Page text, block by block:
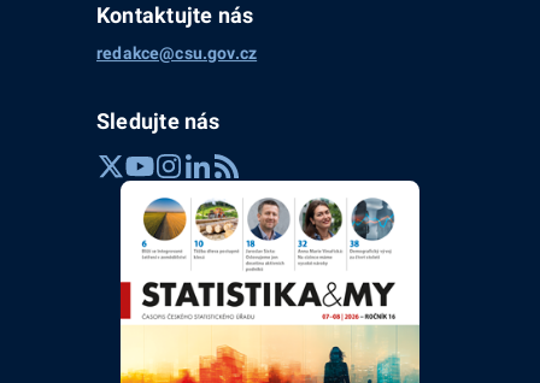
Kontaktujte nás
redakce@csu.gov.cz
Sledujte nás